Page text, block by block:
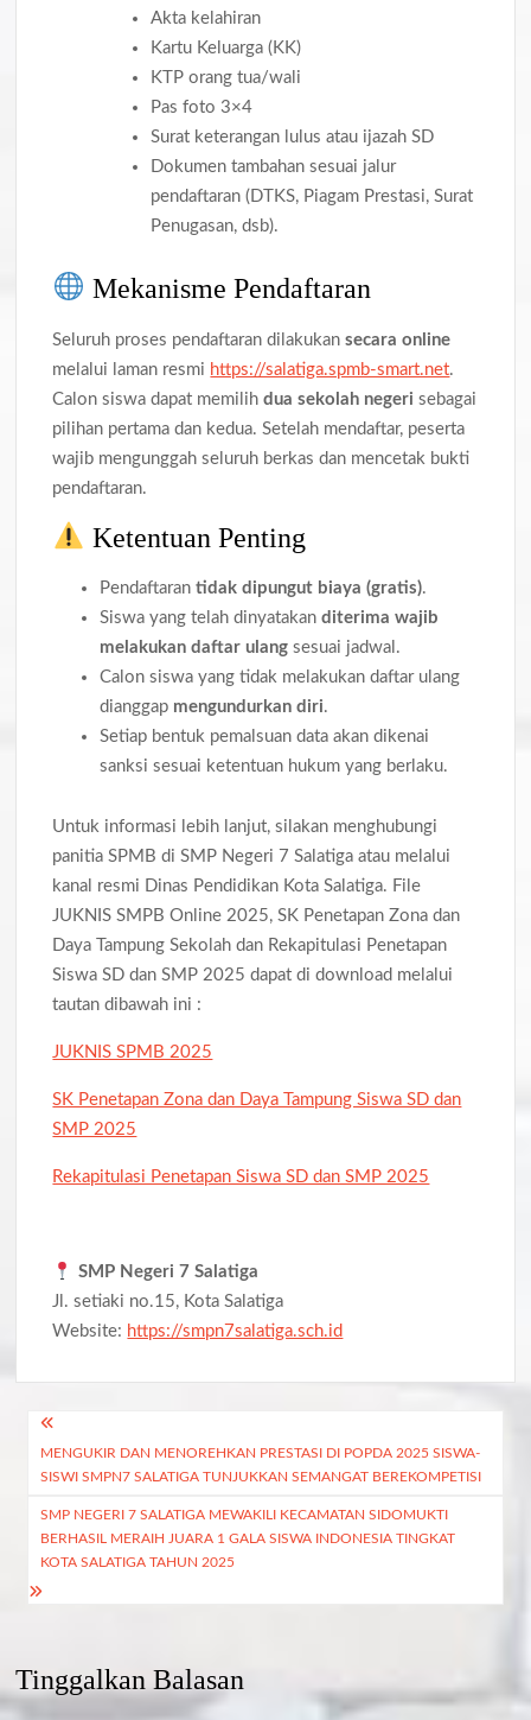
Akta kelahiran
Kartu Keluarga (KK)
KTP orang tua/wali
Pas foto 3×4
Surat keterangan lulus atau ijazah SD
Dokumen tambahan sesuai jalur
pendaftaran (DTKS, Piagam Prestasi, Surat
Penugasan, dsb).
Mekanisme Pendaftaran
Seluruh proses pendaftaran dilakukansecara online
melalui laman resmi https://salatiga.spmb-smart.net.
Calon siswa dapat memilihdua sekolah negeri sebagai
pilihan pertama dan kedua. Setelah mendaftar, peserta
wajib mengunggah seluruh berkas dan mencetak bukti
pendaftaran.
Ketentuan Penting
Pendaftarantidak dipungut biaya (gratis).
Siswa yang telah dinyatakanditerima wajib
melakukan daftar ulang sesuai jadwal.
Calon siswa yang tidak melakukan daftar ulang
dianggap mengundurkan diri.
Setiap bentuk pemalsuan data akan dikenai
sanksi sesuai ketentuan hukum yang berlaku.
Untuk informasi lebih lanjut, silakan menghubungi
panitia SPMB di SMP Negeri 7 Salatiga atau melalui
kanal resmi Dinas Pendidikan Kota Salatiga. File
JUKNIS SMPB Online 2025, SK Penetapan Zona dan
Daya Tampung Sekolah dan Rekapitulasi Penetapan
Siswa SD dan SMP 2025 dapat di download melalui
tautan dibawah ini :
JUKNIS SPMB 2025
SK Penetapan Zona dan Daya Tampung Siswa SD dan
SMP 2025
Rekapitulasi Penetapan Siswa SD dan SMP 2025
SMP Negeri 7 Salatiga
Jl. setiaki no.15, Kota Salatiga
Website: https://smpn7salatiga.sch.id
Navigasi
pos
MENGUKIR DAN MENOREHKAN PRESTASI DI POPDA 2025 SISWA-
SISWI SMPN7 SALATIGA TUNJUKKAN SEMANGAT BEREKOMPETISI
SMP NEGERI 7 SALATIGA MEWAKILI KECAMATAN SIDOMUKTI
BERHASIL MERAIH JUARA 1 GALA SISWA INDONESIA TINGKAT
KOTA SALATIGA TAHUN 2025
Tinggalkan Balasan